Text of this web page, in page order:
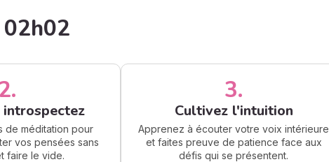
2.
de méditation pour
vos pensées sans
faire le vide.
3.
Cultivez l'intuition
Apprenez à écouter votre voix intérieure
et faites preuve de patience face aux
défis qui se présentent.